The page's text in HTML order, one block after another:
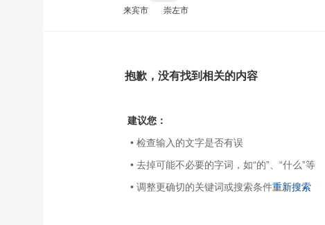
来宾市
崇左市
抱歉，没有找到相关的内容
建议您：
• 检查输入的文字是否有误
• 去掉可能不必要的字词，如“的”、“什么”等
• 调整更确切的关键词或搜索条件重新搜索